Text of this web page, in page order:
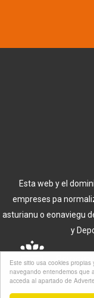
Este sitio usa cookies
navegando entendemos que
acceda al apartado de
Esta web y el
empreses pa
asturianu o eonaviegu
y